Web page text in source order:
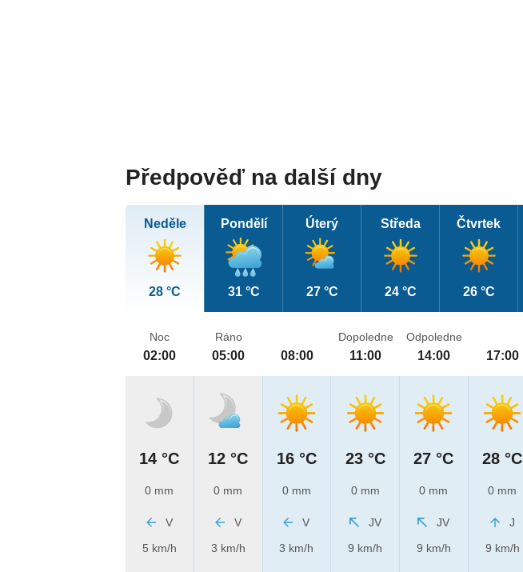
Předpověď na další dny
Neděle
28 °C
Pondělí
31 °C
Úterý
27 °C
Středa
24 °C
Čtvrtek
26 °C
Noc
02:00
14 °C
0 mm
V
5 km/h
Ráno
05:00
12 °C
0 mm
V
3 km/h
08:00
16 °C
0 mm
V
3 km/h
Dopoledne
11:00
23 °C
0 mm
JV
9 km/h
Odpoledne
14:00
27 °C
0 mm
JV
9 km/h
17:00
28 °C
0 mm
J
9 km/h